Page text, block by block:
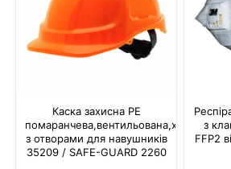
Каска захисна PE
помаранчева,вентильована,храповик,
з отворами для навушників
35209 / SAFE-GUARD 2260
з
FFP2